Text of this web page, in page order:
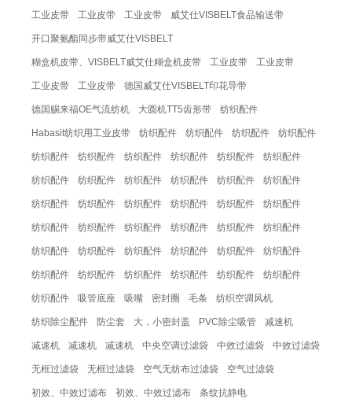
工业皮带 工业皮带 工业皮带 威艾仕VISBELT食品输送带
开口聚氨酯同步带威艾仕VISBELT
糊盒机皮带、VISBELT威艾仕糊盒机皮带 工业皮带 工业皮带
工业皮带 工业皮带 德国威艾仕VISBELT印花导带
德国赐来福OE气流纺机 大圆机TT5齿形带 纺织配件
Habasit纺织用工业皮带 纺织配件 纺织配件 纺织配件 纺织配件
纺织配件 纺织配件 纺织配件 纺织配件 纺织配件 纺织配件
纺织配件 纺织配件 纺织配件 纺织配件 纺织配件 纺织配件
纺织配件 纺织配件 纺织配件 纺织配件 纺织配件 纺织配件
纺织配件 纺织配件 纺织配件 纺织配件 纺织配件 纺织配件
纺织配件 纺织配件 纺织配件 纺织配件 纺织配件 纺织配件
纺织配件 纺织配件 纺织配件 纺织配件 纺织配件 纺织配件
纺织配件 吸管底座 吸嘴 密封圈 毛条 纺织空调风机
纺织除尘配件 防尘套 大，小密封盖 PVC除尘吸管 减速机
减速机 减速机 减速机 中央空调过滤袋 中效过滤袋 中效过滤袋
无框过滤袋 无框过滤袋 空气无纺布过滤袋 空气过滤袋
初效、中效过滤布 初效、中效过滤布 条纹抗静电